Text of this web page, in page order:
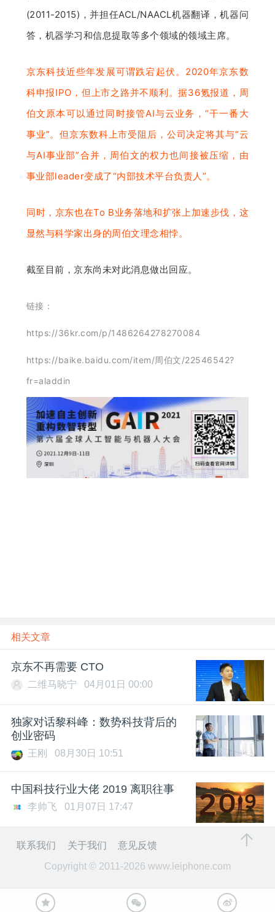
(2011-2015)，并担任ACL/NAACL机器翻译，机器问
答，机器学习和信息提取等多个领域的领域主席。
京东科技近些年发展可谓跌宕起伏。2020年京东数
科申报IPO，但上市之路并不顺利。据36氪报道，周
伯文原本可以通过同时接管AI与云业务，“干一番大
事业”。但京东数科上市受阻后，公司决定将其与“云
与AI事业部”合并，周伯文的权力也间接被压缩，由
事业部leader变成了“内部技术平台负责人”。
同时，京东也在To B业务落地和扩张上加速步伐，这
显然与科学家出身的周伯文理念相悖。
截至目前，京东尚未对此消息做出回应。
链接：
https://36kr.com/p/1486264278270084
https://baike.baidu.com/item/周伯文/22546542?
fr=aladdin
相关文章
京东不再需要 CTO
二维马晓宁 04月01日 00:00
独家对话黎科峰：数势科技背后的
创业密码
王刚 08月30日 10:51
中国科技行业大佬 2019 离职往事
李帅飞 01月07日 17:47
联系我们 关于我们
意见反馈
Copyright © 2011-2026 www.leiphone.com